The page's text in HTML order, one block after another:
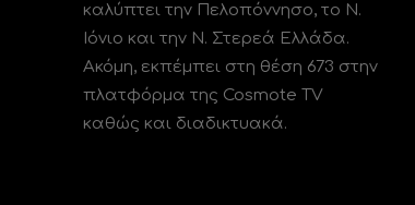
καλύπτει την Πελοπόννησο, το N.
Ιόνιο και την Ν. Στερεά Ελλάδα.
Ακόμη, εκπέμπει στη θέση 673 στην
πλατφόρμα της Cosmote TV
καθώς και διαδικτυακά.